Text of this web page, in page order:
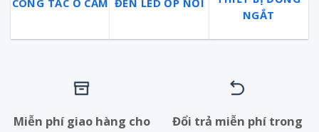
CÔNG TẮC Ổ CẮM ĐÈN LED ỐP NỔI
NGẮT
Miễn phí giao hàng cho
Đổi trả miễn phí trong